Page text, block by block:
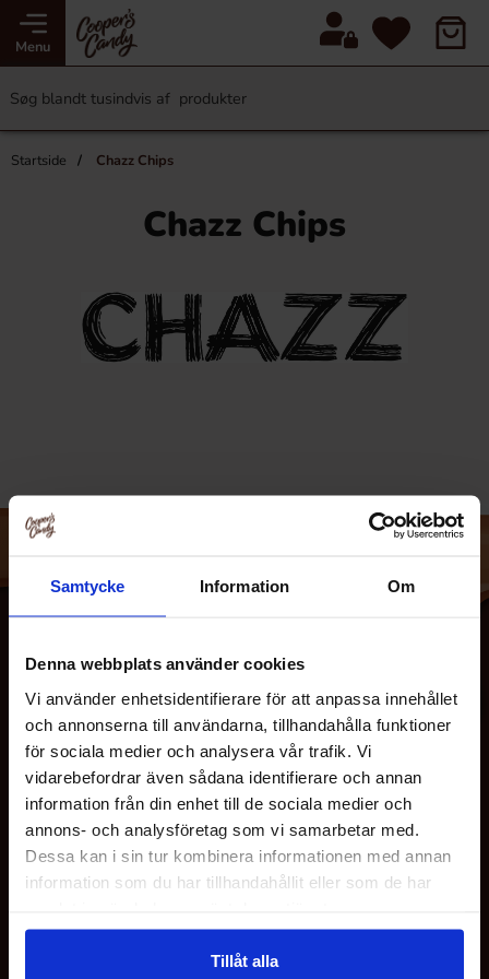
Samtycke Information Om
Denna webbplats använder cookies
Vi använder enhetsidentifierare för att anpassa innehållet
och annonserna till användarna, tillhandahålla funktioner
för sociala medier och analysera vår trafik. Vi
vidarebefordrar även sådana identifierare och annan
information från din enhet till de sociala medier och
annons- och analysföretag som vi samarbetar med.
Dessa kan i sin tur kombinera informationen med annan
information som du har tillhandahållit eller som de har
Tillåt alla
Menu
Startside Chazz Chips
Chazz Chips
KUNDESERVICE
MINE SIDER